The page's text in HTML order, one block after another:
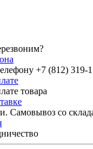
+7 (812) 319-
товара
Самовывоз со